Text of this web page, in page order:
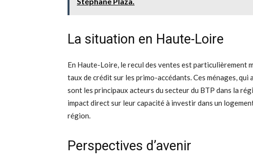
La situation en Haute-Loire
En Haute-Loire, le recul des ventes est particulièrement
taux de crédit sur les primo-accédants. Ces ménages,
sont les principaux acteurs du secteur du BTP dans la
impact direct sur leur capacité à investir dans un
région.
Perspectives d’avenir